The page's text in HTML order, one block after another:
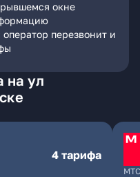
окне
перезвонит и
на ул
4 тарифа
МТС